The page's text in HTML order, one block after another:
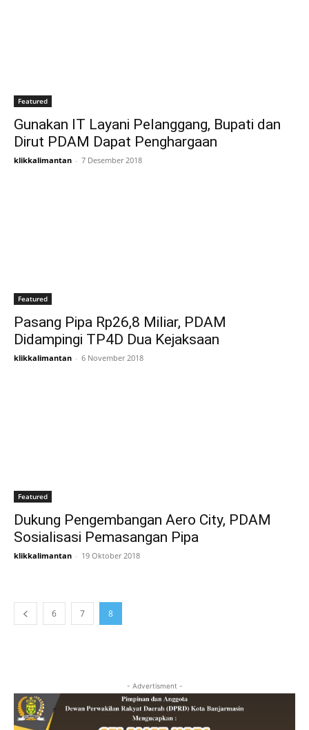
Featured
Gunakan IT Layani Pelanggang, Bupati dan
Dirut PDAM Dapat Penghargaan
klikkalimantan - 7 Desember 2018
Featured
Pasang Pipa Rp26,8 Miliar, PDAM
Didampingi TP4D Dua Kejaksaan
klikkalimantan - 6 November 2018
Featured
Dukung Pengembangan Aero City, PDAM
Sosialisasi Pemasangan Pipa
klikkalimantan - 19 Oktober 2018
6 7 8
- Advertisment -